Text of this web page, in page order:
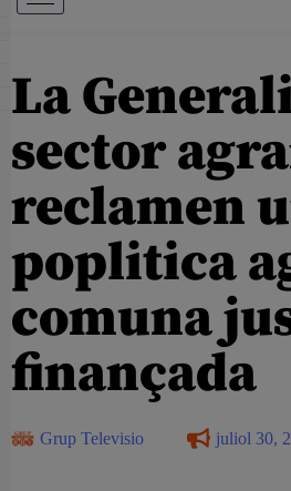
La
sector
reclamen
poplitica
comuna
finançada
Grup Televisio juliol 30,